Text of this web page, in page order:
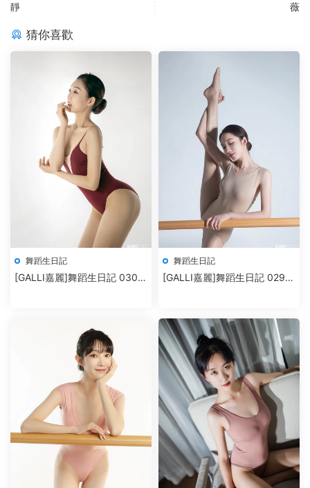
靜
薇
猜你喜歡
舞蹈生日記
[GALLI嘉麗]舞蹈生日記 030 –
舞蹈生日記
[GALLI嘉麗]舞蹈生日記 029 –